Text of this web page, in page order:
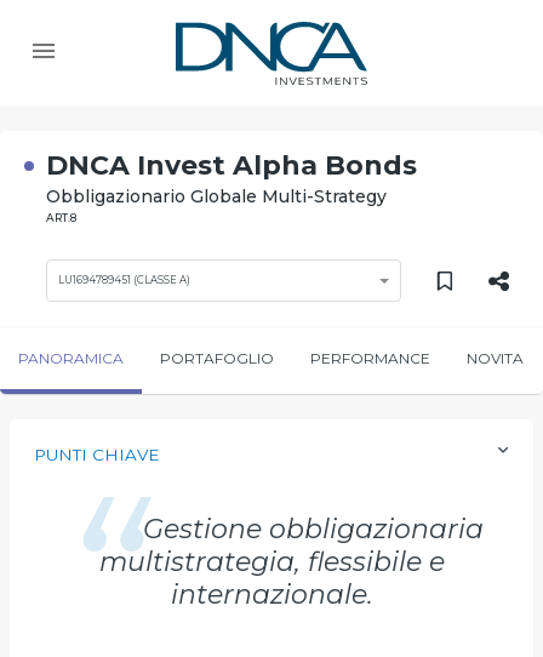
DNCA Invest Alpha Bonds
Obbligazionario Globale Multi-Strategy
ART.8
LU1694789451 (CLASSE A)
PANORAMICA PORTAFOGLIO PERFORMANCE NOVITA
PUNTI CHIAVE
Gestione obbligazionaria
multistrategia, flessibile e
internazionale.